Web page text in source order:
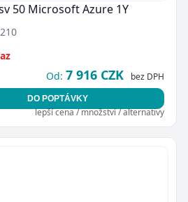
50 Microsoft Azure 1Y
Od: 7 916 CZK bez DPH
DO POPTÁVKY
lepší cena / množství / alternativy